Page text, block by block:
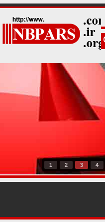
1 2 3 4